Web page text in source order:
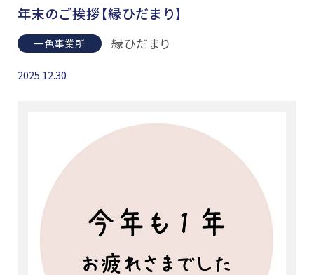
年末のご挨拶【縁ひだまり】
一色事業所 縁ひだまり
2025.12.30